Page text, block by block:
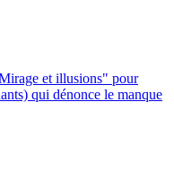
et illusions" pour
qui dénonce le manque